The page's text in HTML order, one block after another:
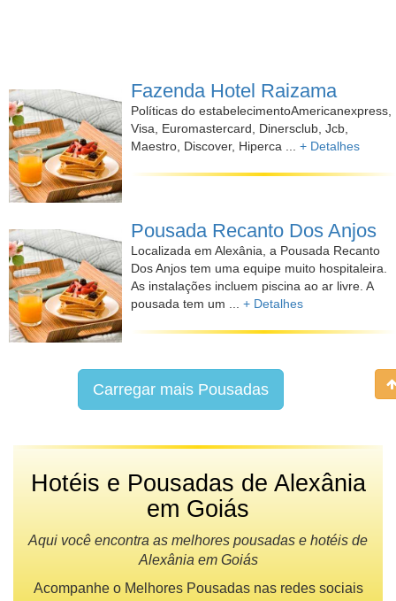
Fazenda Hotel Raizama
Políticas do estabelecimentoAmericanexpress,
Visa, Euromastercard, Dinersclub, Jcb,
Maestro, Discover, Hiperca ... + Detalhes
Pousada Recanto Dos Anjos
Localizada em Alexânia, a Pousada Recanto
Dos Anjos tem uma equipe muito hospitaleira.
As instalações incluem piscina ao ar livre. A
pousada tem um ... + Detalhes
Carregar mais Pousadas
Hotéis e Pousadas de Alexânia
em Goiás
Aqui você encontra as melhores pousadas e hotéis de
Alexânia em Goiás
Acompanhe o Melhores Pousadas nas redes sociais